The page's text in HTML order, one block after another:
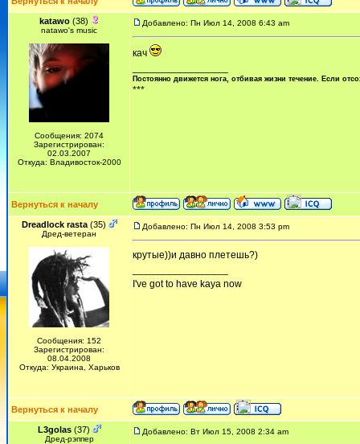
katawo(38)
natawo's music
Сообщения: 2074
Зарегистрирован:
02.03.2007
Откуда: Владивосток-2000
Добавлено: Пн Июл 14, 2008 6:43 am
кач
Постоянно движется нога, отбивая жизни течение. Если
***
Вернуться к началу
Dreadlock rasta(35)
Дред-ветеран
Сообщения: 152
Зарегистрирован:
08.04.2008
Откуда: Украина, Харьков
Добавлено: Пн Июл 14, 2008 3:53 pm
крутые))и давно плетешь?)
I've got to have kaya now
Вернуться к началу
L3golas(37)
Дред-рэппер
Добавлено: Вт Июл 15, 2008 2:34 am